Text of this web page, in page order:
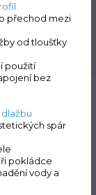
liště
přechod mezi
od tloušťky
použití
bez
dlažbu
spár
pokládce
vody a